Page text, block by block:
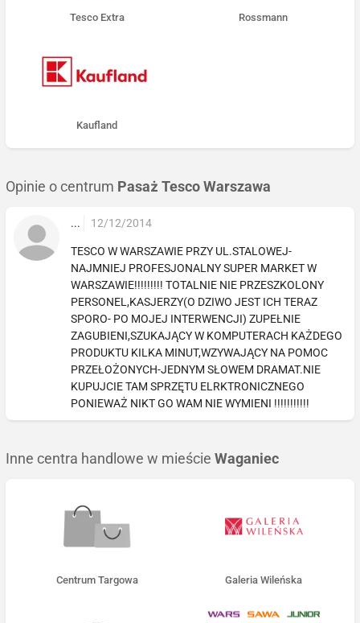
Tesco Extra Rossmann
Kaufland
Opinie o centrum Pasaż Tesco Warszawa
... 12/12/2014
TESCO W WARSZAWIE PRZY UL.STALOWEJ-
NAJMNIEJ PROFESJONALNY SUPER MARKET W
WARSZAWIE!!!!!!!!! TOTALNIE NIE PRZESZKOLONY
PERSONEL,KASJERZY(O DZIWO JEST ICH TERAZ
SPORO- PO MOJEJ INTERWENCJI) ZUPEŁNIE
ZAGUBIENI,SZUKAJĄCY W KOMPUTERACH KAŻDEGO
PRODUKTU KILKA MINUT,WZYWAJĄCY NA POMOC
PRZEŁOŻONYCH-JEDNYM SŁOWEM DRAMAT.NIE
KUPUJCIE TAM SPRZĘTU ELRKTRONICZNEGO
PONIEWAŻ NIKT GO WAM NIE WYMIENI !!!!!!!!!!!
Inne centra handlowe w mieście Waganiec
Centrum Targowa Galeria Wileńska